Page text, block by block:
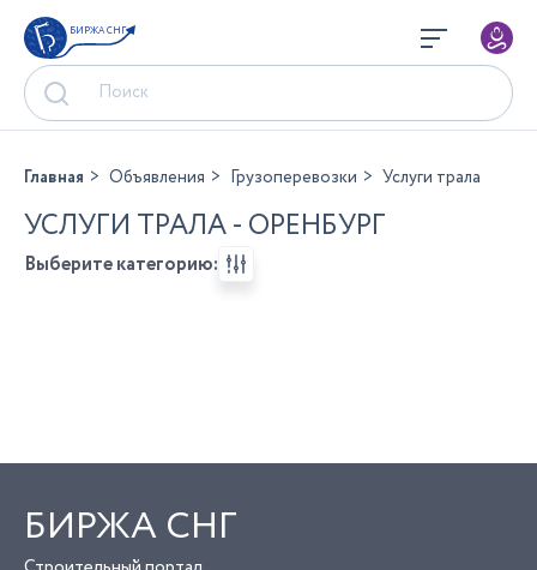
БИРЖА СНГ
Главная Объявления Грузоперевозки Услуги трала
УСЛУГИ ТРАЛА - ОРЕНБУРГ
Выберите категорию:
БИРЖА СНГ